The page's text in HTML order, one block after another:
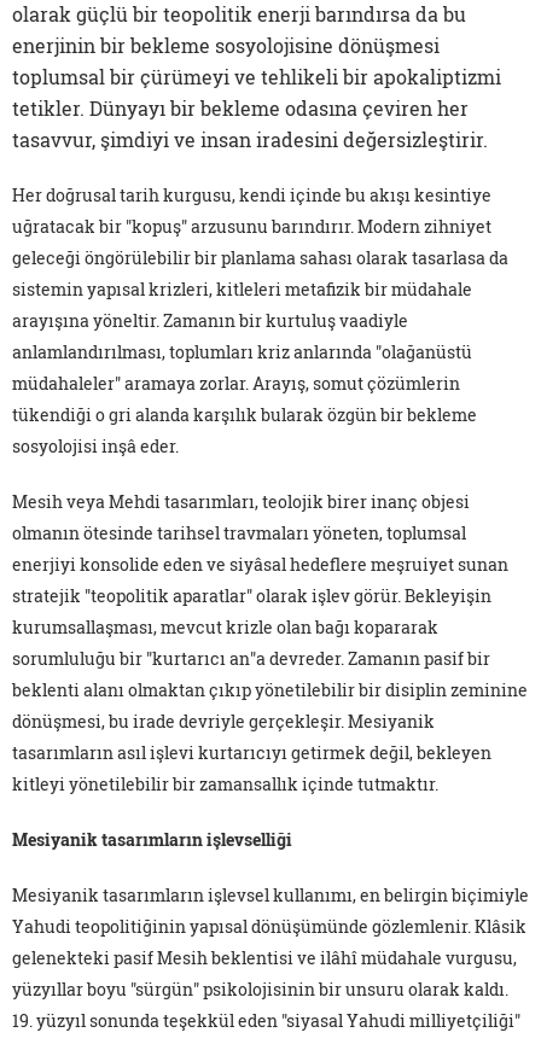
olarak güçlü bir teopolitik enerji barındırsa da bu
enerjinin bir bekleme sosyolojisine dönüşmesi
toplumsal bir çürümeyi ve tehlikeli bir apokaliptizmi
tetikler. Dünyayı bir bekleme odasına çeviren her
tasavvur, şimdiyi ve insan iradesini değersizleştirir.
Her doğrusal tarih kurgusu, kendi içinde bu akışı kesintiye
uğratacak bir "kopuş" arzusunu barındırır. Modern zihniyet
geleceği öngörülebilir bir planlama sahası olarak tasarlasa da
sistemin yapısal krizleri, kitleleri metafizik bir müdahale
arayışına yöneltir. Zamanın bir kurtuluş vaadiyle
anlamlandırılması, toplumları kriz anlarında "olağanüstü
müdahaleler" aramaya zorlar. Arayış, somut çözümlerin
tükendiği o gri alanda karşılık bularak özgün bir bekleme
sosyolojisi inşâ eder.
Mesih veya Mehdi tasarımları, teolojik birer inanç objesi
olmanın ötesinde tarihsel travmaları yöneten, toplumsal
enerjiyi konsolide eden ve siyâsal hedeflere meşruiyet sunan
stratejik "teopolitik aparatlar" olarak işlev görür. Bekleyişin
kurumsallaşması, mevcut krizle olan bağı kopararak
sorumluluğu bir "kurtarıcı an"a devreder. Zamanın pasif bir
beklenti alanı olmaktan çıkıp yönetilebilir bir disiplin zeminine
dönüşmesi, bu irade devriyle gerçekleşir. Mesiyanik
tasarımların asıl işlevi kurtarıcıyı getirmek değil, bekleyen
kitleyi yönetilebilir bir zamansallık içinde tutmaktır.
Mesiyanik tasarımların işlevselliği
Mesiyanik tasarımların işlevsel kullanımı, en belirgin biçimiyle
Yahudi teopolitiğinin yapısal dönüşümünde gözlemlenir. Klâsik
gelenekteki pasif Mesih beklentisi ve ilâhî müdahale vurgusu,
yüzyıllar boyu "sürgün" psikolojisinin bir unsuru olarak kaldı.
19. yüzyıl sonunda teşekkül eden "siyasal Yahudi milliyetçiliği"